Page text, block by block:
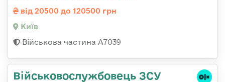
від 20500 до 120500 грн
Київ
Військова частина А7039
Військовослужбовець ЗСУ